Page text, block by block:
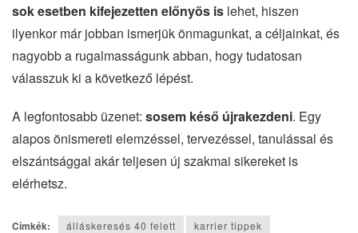
sok esetben kifejezetten előnyös is lehet, hiszen
ilyenkor már jobban ismerjük önmagunkat, a céljainkat, és
nagyobb a rugalmasságunk abban, hogy tudatosan
válasszuk ki a következő lépést.
A legfontosabb üzenet: sosem késő újrakezdeni. Egy
alapos önismereti elemzéssel, tervezéssel, tanulással és
elszántsággal akár teljesen új szakmai sikereket is
elérhetsz.
Címkék: álláskeresés 40 felett karrier tippek